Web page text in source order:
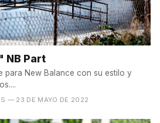
NB Part
para New Balance con su estilo y
— 23 DE MAYO DE 2022